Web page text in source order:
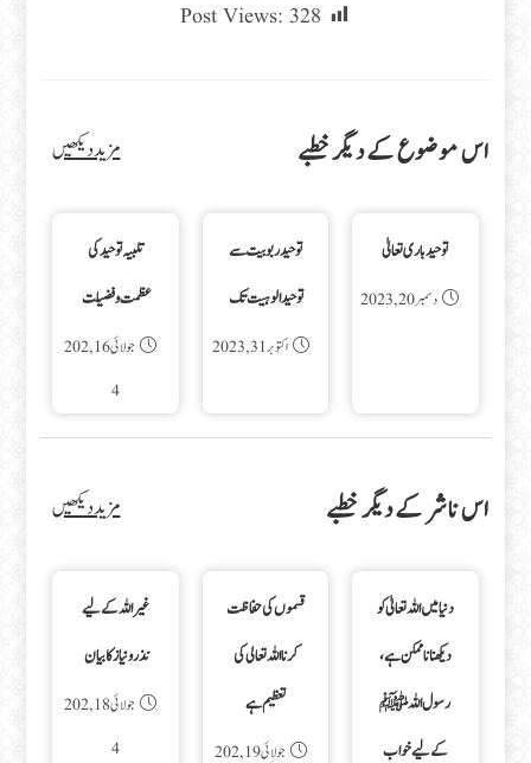
Post Views: 328
اس موضوع کے دیگر خطبے مزید دیکھیں
توحید باری تعالیٰ
دسمبر 20, 2023
توحید ربوبیت سے
توحید الوہیت تک
اکتوبر 31, 2023
تلبیہ توحید کی
عظمت و فضیلت
جولائی 16, 202
4
اس ناشر کے دیگر خطبے مزید دیکھیں
دنیا میں اللہ تعالیٰ کو
دیکھنا ناممکن ہے،
رسول اللہ ﷺ
کے لیے خواب
قسموں کی حفاظت
کرنا اللہ تعالی کی
تعظیم ہے
جولائی 19, 202
غیر اللہ کے لیے
نذر و نیاز کا بیان
جولائی 18, 202
4